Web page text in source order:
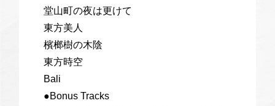
堂山町の夜は更けて
東方美人
檳榔樹の木陰
東方時空
Bali
●Bonus Tracks